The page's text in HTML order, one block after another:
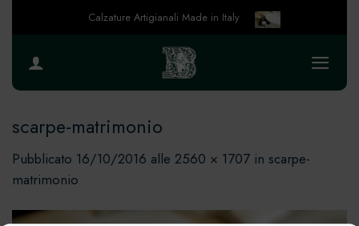
Calzature Artigianali Made in Italy
scarpe-matrimonio
Pubblicato 16/10/2016 alle 2560 × 1707 in scarpe-
matrimonio